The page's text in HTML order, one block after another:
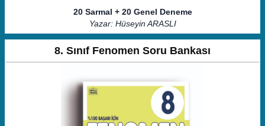
20 Sarmal + 20 Genel Deneme
Yazar: Hüseyin ARASLI
8. Sınıf Fenomen Soru Bankası